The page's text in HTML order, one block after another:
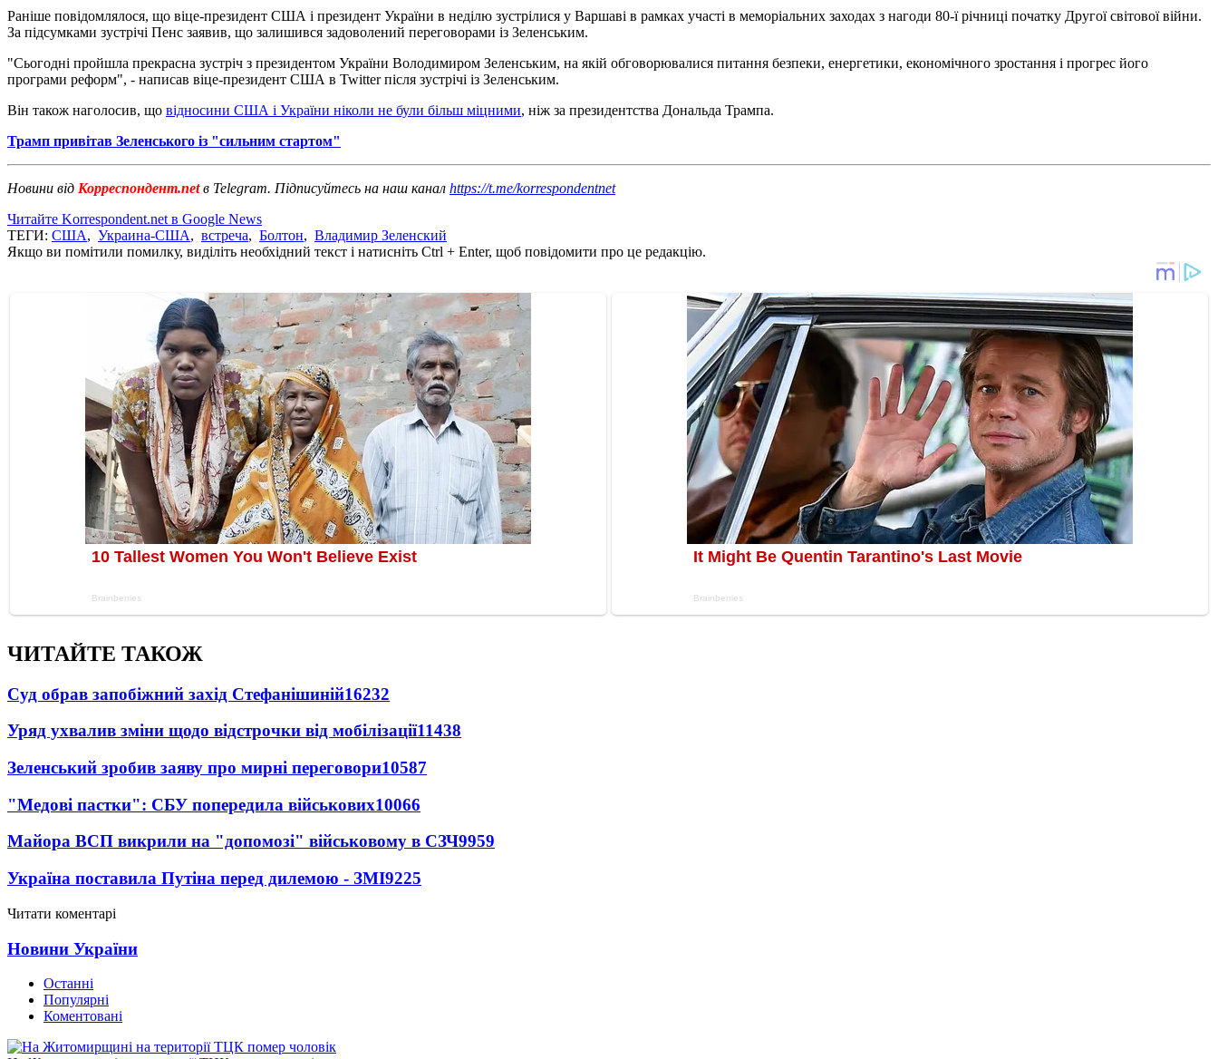
Раніше повідомлялося, що віце-президент США і президент України в неділю зустрілися у Варшаві в рамках участі в меморіальних заходах з нагоди 80-ї річниці початку Другої світової війни.
За підсумками зустрічі Пенс заявив, що залишився задоволений переговорами із Зеленським.
"Сьогодні пройшла прекрасна зустріч з президентом України Володимиром Зеленським, на якій обговорювалися питання безпеки, енергетики, економічного зростання і прогрес його
програми реформ", - написав віце-президент США в Twitter після зустрічі із Зеленським.
Він також наголосив, що відносини США і України ніколи не були більш міцними, ніж за президентства Дональда Трампа.
Трамп привітав Зеленського із "сильним стартом"
Новини від Корреспондент.netв Telegram. Підписуйтесь на наш канал https://t.me/korrespondentnet
Читайте Korrespondent.net в Google News
ТЕГИ: США, Украина-США, встреча, Болтон, Владимир Зеленский
Якщо ви помітили помилку, виділіть необхідний текст і натисніть Ctrl + Enter, щоб повідомити про це редакцію.
ЧИТАЙТЕ ТАКОЖ
Суд обрав запобіжний захід Стефанішиній16232
Уряд ухвалив зміни щодо відстрочки від мобілізації11438
Зеленський зробив заяву про мирні переговори10587
"Медові пастки": СБУ попередила військових10066
Майора ВСП викрили на "допомозі" військовому в СЗЧ9959
Україна поставила Путіна перед дилемою - ЗМІ9225
Читати коментарі
Новини України
Останні
Популярні
Коментовані